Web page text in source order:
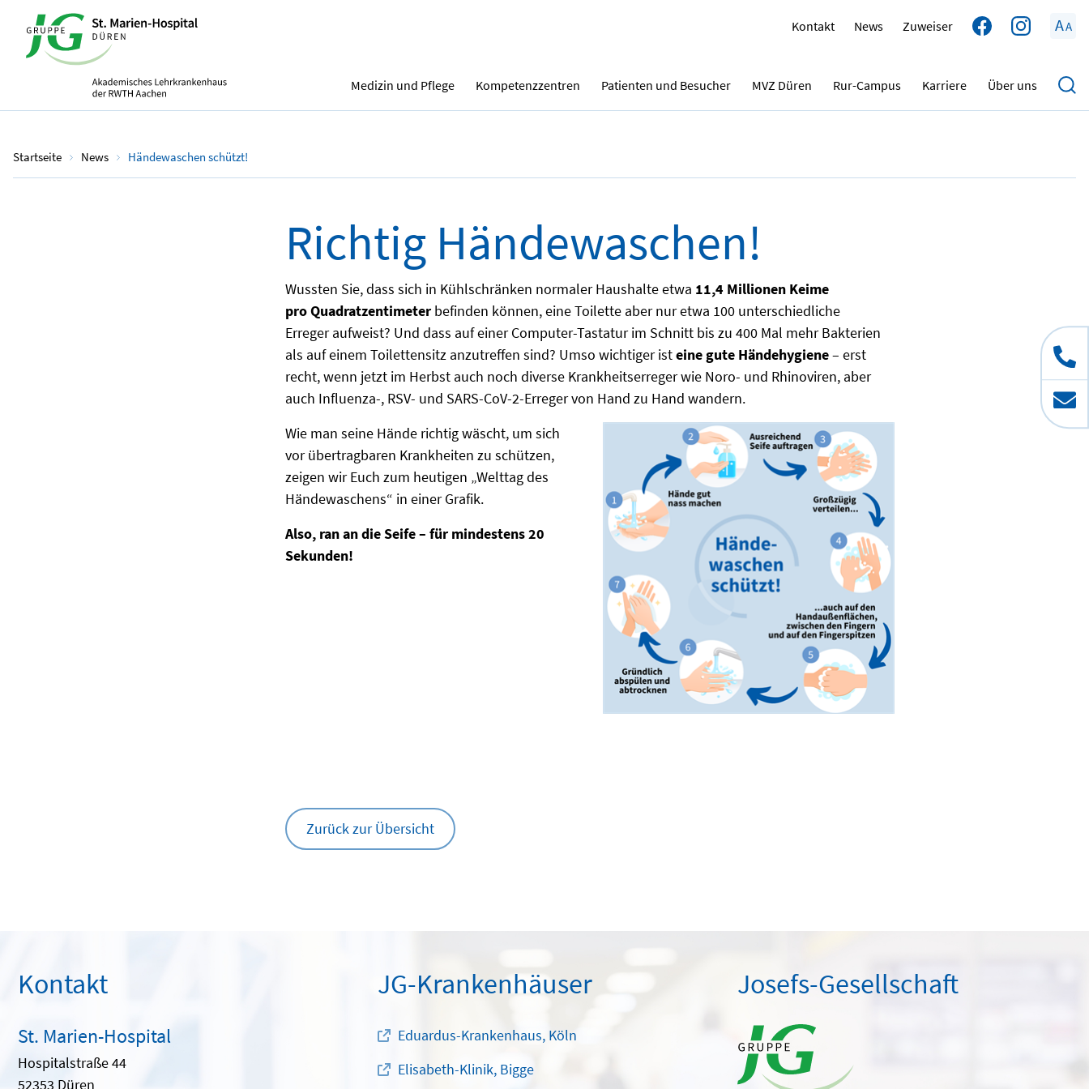
Kontakt News Zuweiser AA
Medizin und Pflege Kompetenzzentren Patienten und Besucher MVZ Düren Rur-Campus Karriere Über uns
Startseite News Händewaschen schützt!
15.10.2023
Richtig Händewaschen!
Wussten Sie, dass sich in Kühlschränken normaler Haushalte etwa 11,4 Millionen Keime
pro Quadratzentimeter befinden können, eine Toilette aber nur etwa 100 unterschiedliche
Erreger aufweist? Und dass auf einer Computer-Tastatur im Schnitt bis zu 400 Mal mehr Bakterien
als auf einem Toilettensitz anzutreffen sind? Umso wichtiger isteine gute Händehygiene– erst
recht, wenn jetzt im Herbst auch noch diverse Krankheitserreger wie Noro- und Rhinoviren, aber
auch Influenza-, RSV- und SARS-CoV-2-Erreger von Hand zu Hand wandern.
Wie man seine Hände richtig wäscht, um sich
vor übertragbaren Krankheiten zu schützen,
zeigen wir Euch zum heutigen „Welttag des
Händewaschens“ in einer Grafik.
Also, ran an die Seife – für mindestens 20
Sekunden!
Zurück zur Übersicht
Kontakt
St. Marien-Hospital
Hospitalstraße 44
52353 Düren
JG-Krankenhäuser
Eduardus-Krankenhaus, Köln
Elisabeth-Klinik, Bigge
Josefs-Gesellschaft